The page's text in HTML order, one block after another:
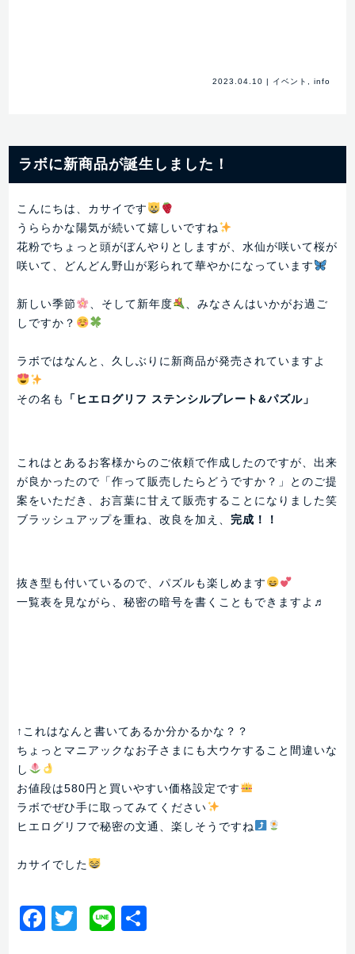
2023.04.10 イベント , info
ラボに新商品が誕生しました！
こんにちは、カサイです
うららかな陽気が続いて嬉しいですね
花粉でちょっと頭がぼんやりとしますが、水仙が咲いて桜が
咲いて、どんどん野山が彩られて華やかになっています
新しい季節 、そして新年度
、みなさんはいかがお過ご
しですか？
ラボではなんと、久しぶりに新商品が発売されていますよ
その名も 「ヒエログリフ ステンシルプレート&パズル」
これはとあるお客様からのご依頼で作成したのですが、出来
が良かったので「作って販売したらどうですか？」とのご提
案をいただき、お言葉に甘えて販売することになりました笑
ブラッシュアップを重ね、改良を加え、 完成！！
抜き型も付いているので、パズルも楽しめます
一覧表を見ながら、秘密の暗号を書くこともできますよ♬
↑これはなんと書いてあるか分かるかな？？
ちょっとマニアックなお子さまにも大ウケすること間違いな
し
お値段は580円と買いやすい価格設定です
ラボでぜひ手に取ってみてください
ヒエログリフで秘密の文通、楽しそうですね
カサイでした
Facebook
Twitter
Line